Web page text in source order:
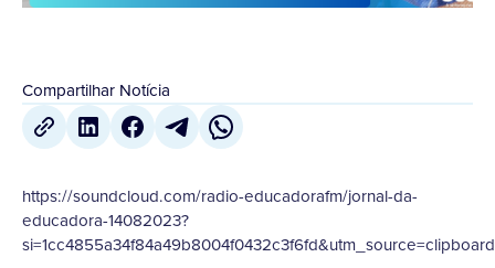
Compartilhar Notícia
https://soundcloud.com/radio-educadorafm/jornal-da-
educadora-14082023?